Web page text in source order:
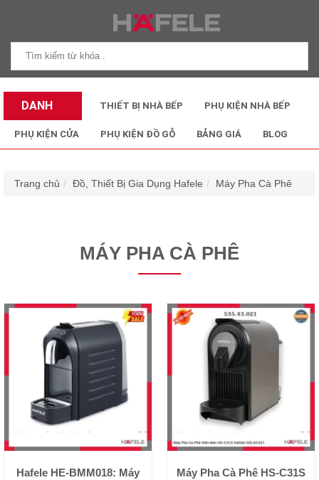
DANH
MỤC SẢN
THIẾT BỊ NHÀ BẾP PHỤ KIỆN NHÀ BẾP
PHỤ KIỆN CỬA PHỤ KIỆN ĐỒ GỖ BẢNG GIÁ BLOG
Trang chủ Đồ, Thiết Bị Gia Dụng Hafele Máy Pha Cà Phê
MÁY PHA CÀ PHÊ
Hafele HE-BMM018: Máy
Máy Pha Cà Phê HS-C31S